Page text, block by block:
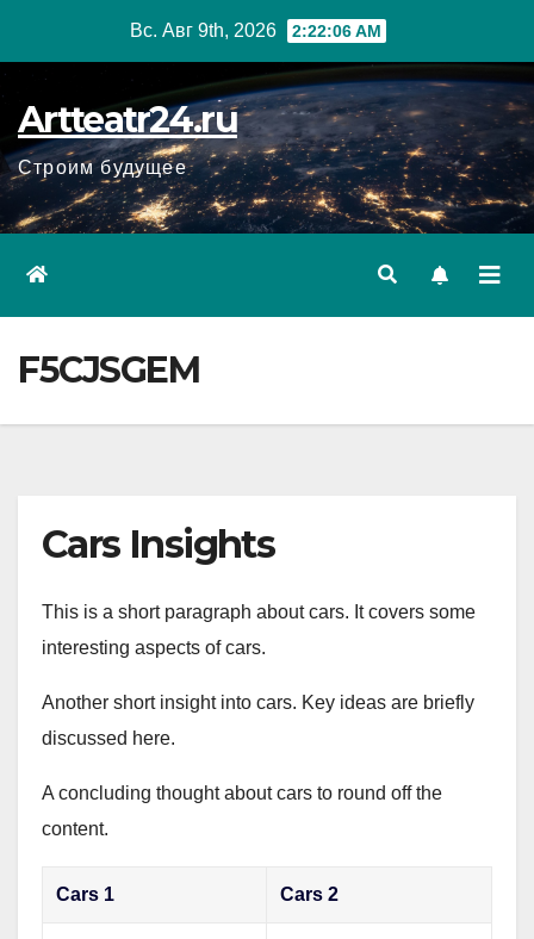
Вс. Авг 9th, 2026 2:22:07 AM
Artteatr24.ru
Строим будущее
F5CJSGEM
Cars Insights
This is a short paragraph about cars. It covers some
interesting aspects of cars.
Another short insight into cars. Key ideas are briefly
discussed here.
A concluding thought about cars to round off the
content.
Cars 1 Cars 2